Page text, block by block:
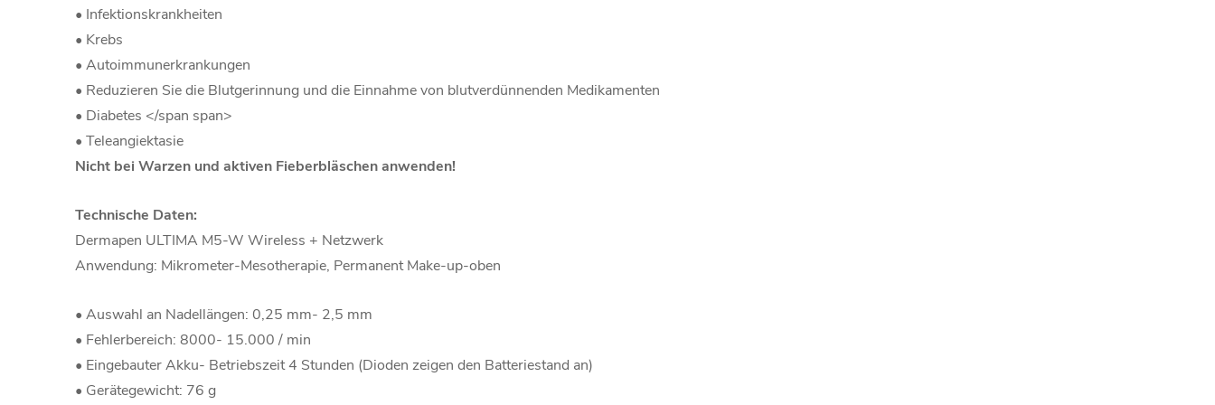
• Infektionskrankheiten
• Krebs
• Autoimmunerkrankungen
• Reduzieren Sie die Blutgerinnung und die Einnahme von blutverdünnenden Medikamenten
• Diabetes </span span>
• Teleangiektasie
Nicht bei Warzen und aktiven Fieberbläschen anwenden!
Technische Daten:
Dermapen ULTIMA M5-W Wireless + Netzwerk
Anwendung: Mikrometer-Mesotherapie, Permanent Make-up-oben
• Auswahl an Nadellängen: 0,25 mm- 2,5 mm
• Fehlerbereich: 8000- 15.000 / min
• Eingebauter Akku- Betriebszeit 4 Stunden (Dioden zeigen den Batteriestand an)
• Gerätegewicht: 76 g